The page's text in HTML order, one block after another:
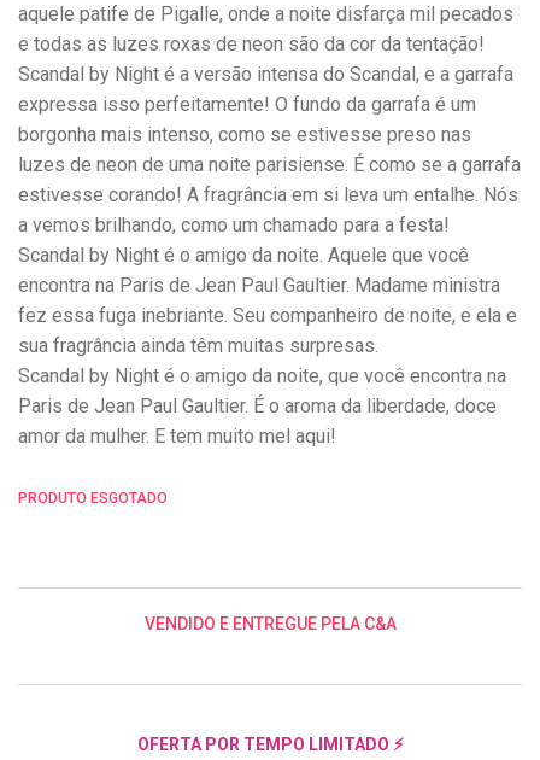
aquele patife de Pigalle, onde a noite disfarça mil pecados
e todas as luzes roxas de neon são da cor da tentação!
Scandal by Night é a versão intensa do Scandal, e a garrafa
expressa isso perfeitamente! O fundo da garrafa é um
borgonha mais intenso, como se estivesse preso nas
luzes de neon de uma noite parisiense. É como se a garrafa
estivesse corando! A fragrância em si leva um entalhe. Nós
a vemos brilhando, como um chamado para a festa!
Scandal by Night é o amigo da noite. Aquele que você
encontra na Paris de Jean Paul Gaultier. Madame ministra
fez essa fuga inebriante. Seu companheiro de noite, e ela e
sua fragrância ainda têm muitas surpresas.
Scandal by Night é o amigo da noite, que você encontra na
Paris de Jean Paul Gaultier. É o aroma da liberdade, doce
amor da mulher. E tem muito mel aqui!
PRODUTO ESGOTADO
VENDIDO E ENTREGUE PELA C&A
OFERTA POR TEMPO LIMITADO ⚡